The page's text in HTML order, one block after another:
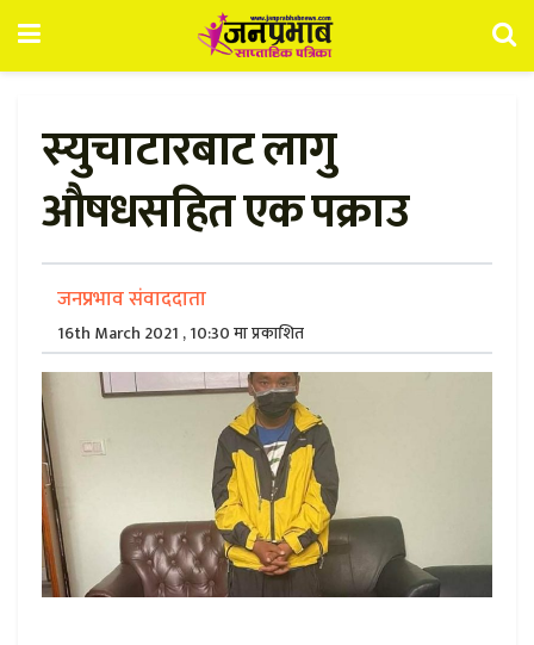
स्युचाटारबाट लागु
औषधसहित एक पक्राउ
जनप्रभाव संवाददाता
16th March 2021 , 10:30 मा प्रकाशित